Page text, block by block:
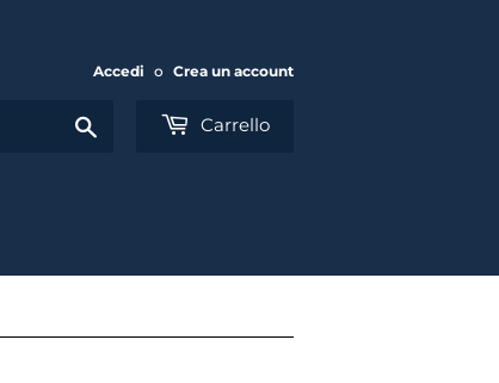
Accedi o Crea un account
Carrello